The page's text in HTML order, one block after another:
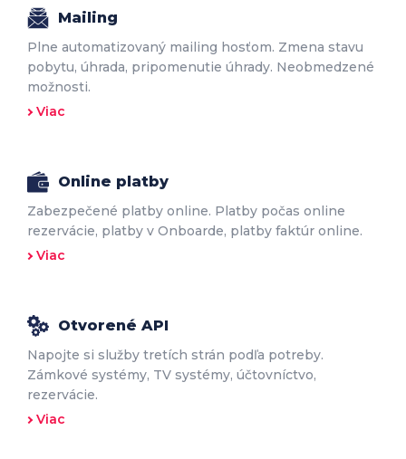
Mailing
Plne automatizovaný mailing hosťom. Zmena stavu
pobytu, úhrada, pripomenutie úhrady. Neobmedzené
možnosti.
Viac
Online platby
Zabezpečené platby online. Platby počas online
rezervácie, platby v Onboarde, platby faktúr online.
Viac
Otvorené API
Napojte si služby tretích strán podľa potreby.
Zámkové systémy, TV systémy, účtovníctvo,
rezervácie.
Viac